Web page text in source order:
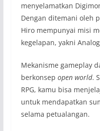
menyelamatkan
Dengan ditemani oleh
Hiro mempunyai misi
kegelapan, yakni
Mekanisme gameplay
berkonsep open world.
RPG, kamu bisa
untuk mendapatkan
selama petualangan.